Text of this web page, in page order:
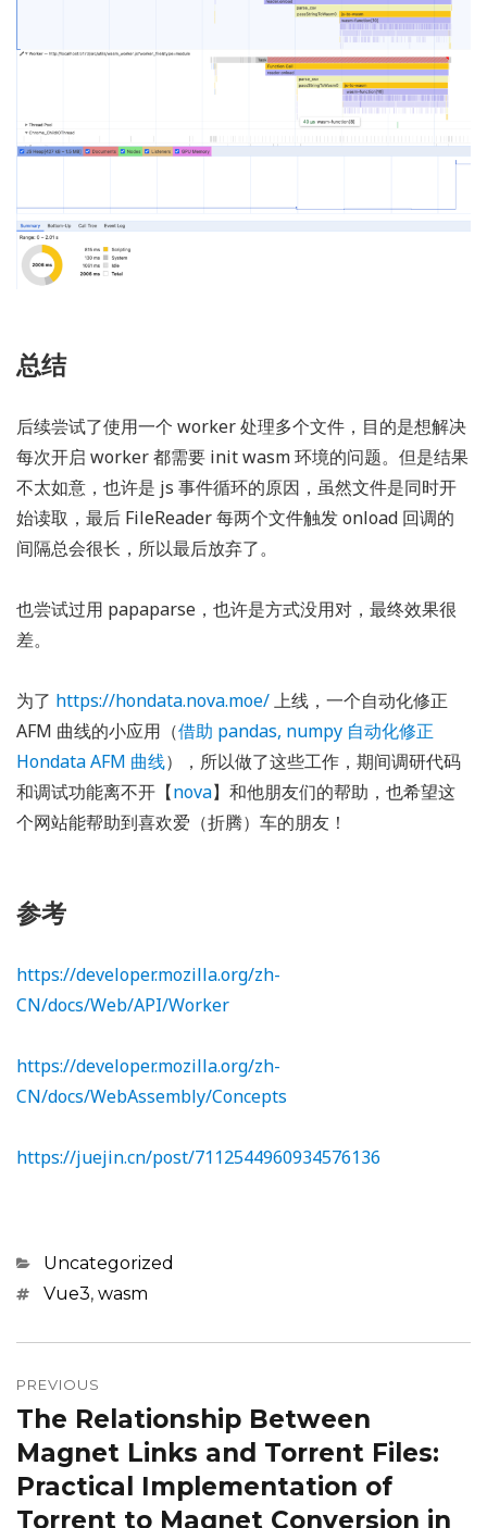
总结
后续尝试了使用一个 worker 处理多个文件，目的是想解决
每次开启 worker 都需要 init wasm 环境的问题。但是结果
不太如意，也许是 js 事件循环的原因，虽然文件是同时开
始读取，最后 FileReader 每两个文件触发 onload 回调的
间隔总会很长，所以最后放弃了。
也尝试过用 papaparse，也许是方式没用对，最终效果很
差。
为了 https://hondata.nova.moe/上线，一个自动化修正
AFM 曲线的小应用（借助 pandas, numpy 自动化修正
Hondata AFM 曲线），所以做了这些工作，期间调研代码
和调试功能离不开【nova】和他朋友们的帮助，也希望这
个网站能帮助到喜欢爱（折腾）车的朋友！
参考
https://developer.mozilla.org/zh-
CN/docs/Web/API/Worker
https://developer.mozilla.org/zh-
CN/docs/WebAssembly/Concepts
https://juejin.cn/post/7112544960934576136
Categories
Uncategorized
TagsVue3, wasm
navigation
PREVIOUS
Previous
post:
The Relationship Between
Magnet Links and Torrent Files:
Practical Implementation of
Torrent to Magnet Conversion in